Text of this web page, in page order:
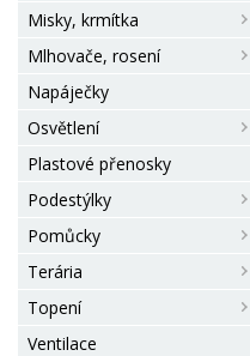
Misky, krmítka
Mlhovače, rosení
Napáječky
Osvětlení
Plastové přenosky
Podestýlky
Pomůcky
Terária
Topení
Ventilace